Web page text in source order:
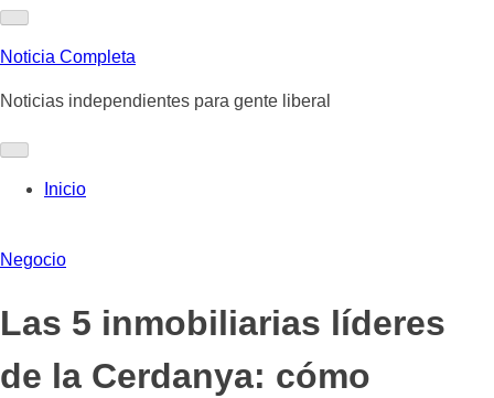
Skip
content
Noticia Completa
Noticias independientes para gente liberal
Inicio
Negocio
Las 5 inmobiliarias líderes
de la Cerdanya: cómo